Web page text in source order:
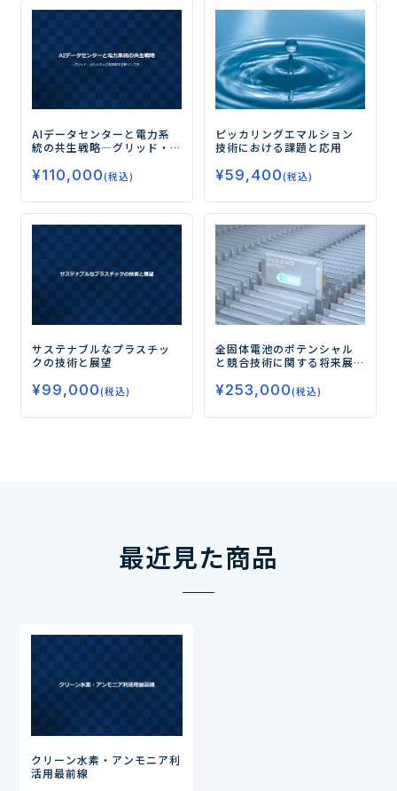
AIデータセンターと電力系
統の共生戦略―グリッド・
インフラ―
¥110,000(税込)
ピッカリングエマルション
技術における課題と応用
¥59,400(税込)
サステナブルなプラスチッ
クの技術と展望
¥99,000(税込)
全固体電池のポテンシャル
と競合技術に関する将来展
¥253,000(税込)
最近見た商品
クリーン水素・アンモニア利
活用最前線